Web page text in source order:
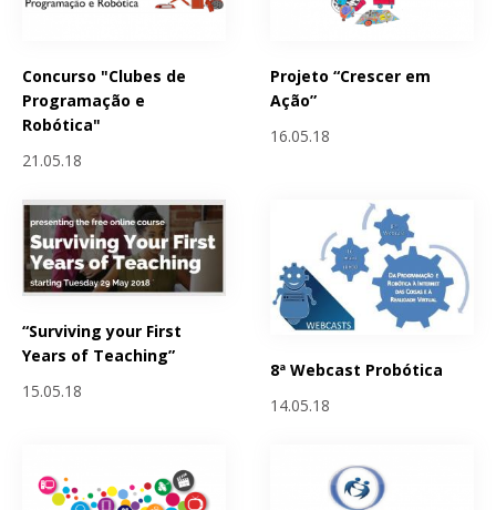
Concurso "Clubes de
Programação e
Robótica"
21.05.18
Projeto “Crescer em
Ação”
16.05.18
“Surviving your First
Years of Teaching”
15.05.18
8ª Webcast Probótica
14.05.18